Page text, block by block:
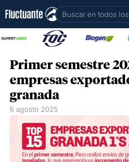
contenido
Buscar
Primer semestre
empresas
granada
6 agosto 2025